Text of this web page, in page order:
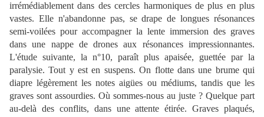
irrémédiablement dans des cercles harmoniques de plus en plus
vastes. Elle n'abandonne pas, se drape de longues résonances
semi-voilées pour accompagner la lente immersion des graves
dans une nappe de drones aux résonances impressionnantes.
L'étude suivante, la n°10, paraît plus apaisée, guettée par la
paralysie. Tout y est en suspens. On flotte dans une brume qui
diapre légèrement les notes aigües ou médiums, tandis que les
graves sont assourdies. Où sommes-nous au juste ? Quelque part
au-delà des conflits, dans une attente étirée. Graves plaqués,